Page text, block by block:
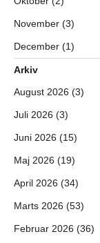
November (3)
December (1)
Arkiv
August 2026 (3)
Juli 2026 (3)
Juni 2026 (15)
Maj 2026 (19)
April 2026 (34)
Marts 2026 (53)
Februar 2026 (36)